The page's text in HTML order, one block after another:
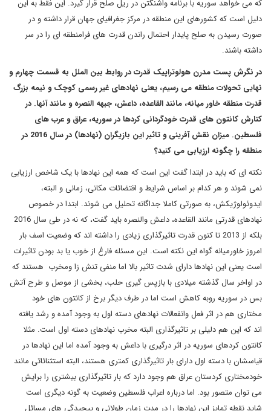
که می خواهد سوریه با برنامه واشنگتن در ریل صلح قرار گیرد. این فقط به این
دلیل است که کشورهای این منطقه در مرکز جغرافیای جهان قرار داشته و در
صورت رسیدن به صلح پایدار احتمال راندن قدرت های فرامنطقه ای را در سر
داشته باشند.
در نگرش پست مدرن هولوتراپیک قدرت در روابط بین الملل به قسمت چهارم و
نهایی تحولات منطقه می رسیم، یعنی نهادهای غیر رسمی کوچک و نیمه بزرگ
قدرت منطقه خاور میانه، مانند القاعده، داعش، جبهه النصره و مانند آنها. در
کنارش کانتون های قدرت خودگردانی کردها در سوریه، عراق و عرب های
فلسطین. میزان نقش آفرینی و تاثیر این بازیگران (نهادها) در سال 2016 در
منطقه را چگونه ارزیابی می کنید؟
نکته ای که باید در ابتدا گفت این است که همه این نهادها با یک شاخص ارزیابی
نمی شوند و هر کدام بر اساس شرایط و اقتضائات مکانی، زمانی و البته،
ایدوئولوژیکش، به صورتی کاملا جداگانه تحلیل می شوند. ابتدا در خصوص
نهادهای قدرتی مانند القاعده، داعش والنصره باید گفت، که نه در طی سال 2016
بلکه از 2013 تا کنون قدرت تاثیرگذاری زیادی را داشته اند که وضعیت اسف بار
امروز خاورمیانه گواه این نکته است. این مسئله فارغ از خوب یا بد بودن تاثیرات
است یعنی این نهادها دارای شدت تاثیر بالا اما منفی تنش زا ومخرب هستند که
در اواخر سال گذشته میلادی با بازپس گیری حلب، بخشی از موصل و طرح آتش
بس در سوریه روبه کاهش است اما در طرف دیگر برخ از کانتون های خود
مختاری هم در اثر فعل وانفعالات نهادهای دسته اول به وجود آمده و رشد یافته
اند که این هم دلیلی بر تاثیرگذاری البته مخرب نهادهای دسته اول است. مثلا
کانتون کردهای سوریه در اثر درگیری با داعش به وجود آمده اما این نهادها در
قیاسشان با دسته اول دارای بار تاثیرگذاری کمتری هستند، البته استثنائاتی مانند
خودمختاری کردستان عراق هم وجود دارد که بار تاثیرگذاری بیشتری را برایش
می توان متصور بود. اما درباره اعراب فلسطین وضعیت به گونه دیگری است
شاید نقطه تمایز این نهادها را در مدت زمان طولانی و پیچیدگی های مسائل